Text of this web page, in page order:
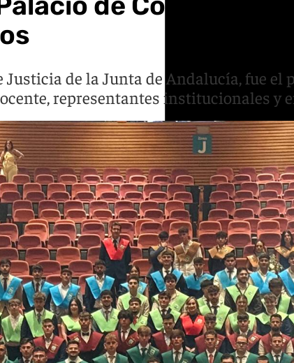
Justicia de la Junta de Andalucía, fue
representantes institucionales y